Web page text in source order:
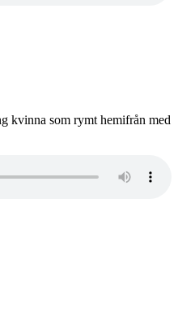
kvinna som rymt hemifrån med